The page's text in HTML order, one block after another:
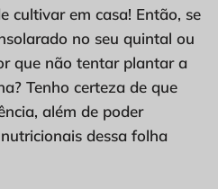
cultivar em casa! Então, se
no seu quintal ou
que não tentar plantar a
Tenho certeza de que
além de poder
dessa folha